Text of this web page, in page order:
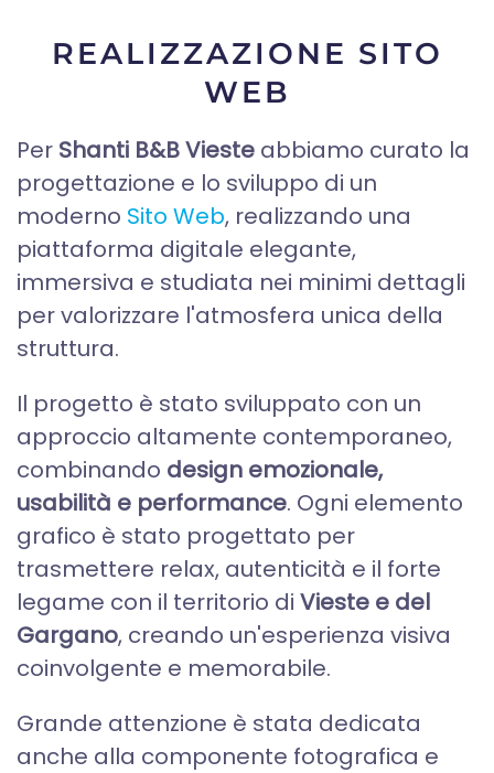
REALIZZAZIONE SITO
WEB
Per Shanti B&B Vieste abbiamo curato la
progettazione e lo sviluppo di un
moderno Sito Web, realizzando una
piattaforma digitale elegante,
immersiva e studiata nei minimi dettagli
per valorizzare l'atmosfera unica della
struttura.
Il progetto è stato sviluppato con un
approccio altamente contemporaneo,
combinando design emozionale,
usabilità e performance. Ogni elemento
grafico è stato progettato per
trasmettere relax, autenticità e il forte
legame con il territorio di Vieste e del
Gargano, creando un'esperienza visiva
coinvolgente e memorabile.
Grande attenzione è stata dedicata
anche alla componente fotografica e